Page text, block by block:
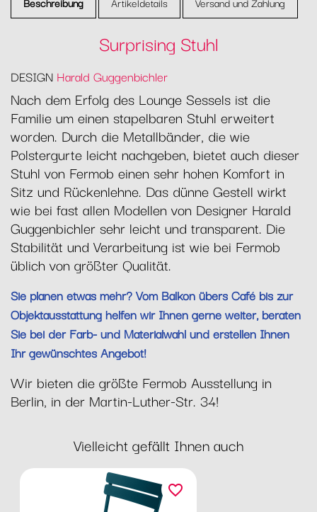
Surprising Stuhl
DESIGN Harald Guggenbichler
Nach dem Erfolg des Lounge Sessels ist die
Familie um einen stapelbaren Stuhl erweitert
worden. Durch die Metallbänder, die wie
Polstergurte leicht nachgeben, bietet auch dieser
Stuhl von Fermob einen sehr hohen Komfort in
Sitz und Rückenlehne. Das dünne Gestell wirkt
wie bei fast allen Modellen von Designer Harald
Guggenbichler sehr leicht und transparent. Die
Stabilität und Verarbeitung ist wie bei Fermob
üblich von größter Qualität.
Sie planen etwas mehr? Vom Balkon übers Café bis zur
Objektausstattung helfen wir Ihnen gerne weiter, beraten
Sie bei der Farb- und Materialwahl und erstellen Ihnen
Ihr gewünschtes Angebot!
Wir bieten die größte Fermob Ausstellung in
Berlin, in der Martin-Luther-Str. 34!
Vielleicht gefällt Ihnen auch
favorite_border